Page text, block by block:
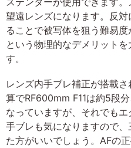
望遠レンズになります。反
ることで被写体を狙う難易
という物理的なデメリット
す。
レンズ内手ブレ補正が搭載
算でRF600mm F11は約5段
なっていますが、それでも
手ブレも気になりますので
た方がいいでしょう。AFの